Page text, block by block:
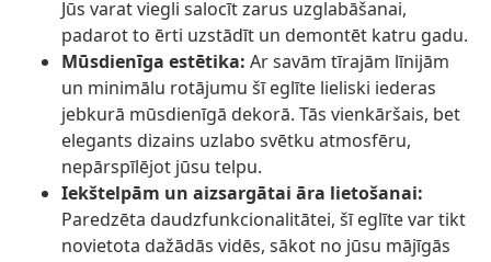
Jūs varat viegli salocīt zarus uzglabāšanai,
padarot to ērti uzstādīt un demontēt katru gadu.
Mūsdienīga estētika: Ar savām tīrajām līnijām
un minimālu rotājumu šī eglīte lieliski iederas
jebkurā mūsdienīgā dekorā. Tās vienkāršais, bet
elegants dizains uzlabo svētku atmosfēru,
nepārspīlējot jūsu telpu.
Iekštelpām un aizsargātai āra lietošanai:
Paredzēta daudzfunkcionalitātei, šī eglīte var tikt
novietota dažādās vidēs, sākot no jūsu mājīgās